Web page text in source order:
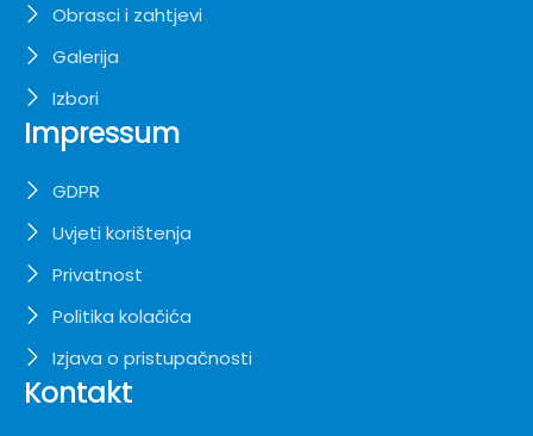
Obrasci i zahtjevi
Galerija
Izbori
Impressum
GDPR
Uvjeti korištenja
Privatnost
Politika kolačića
Izjava o pristupačnosti
Kontakt